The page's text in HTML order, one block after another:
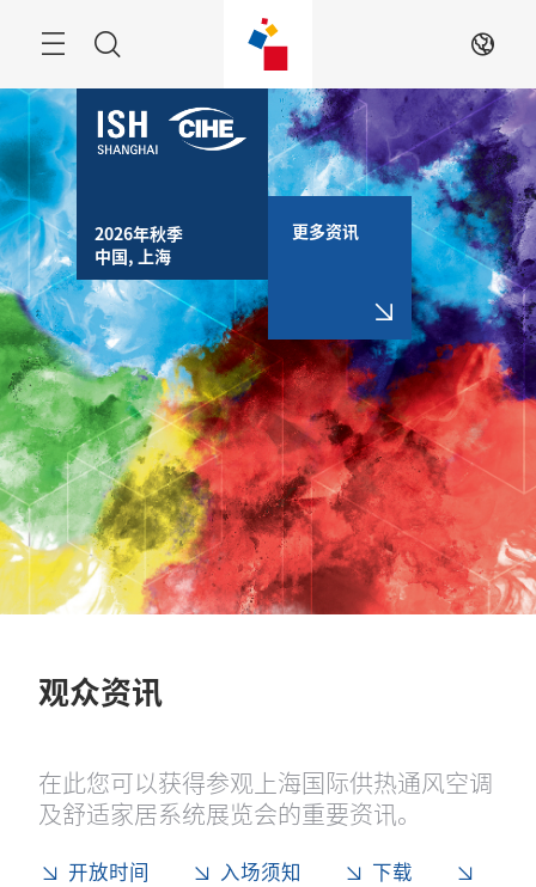
索
ZH
2026年秋季
中国, 上海
更多资讯
观众资讯
在此您可以获得参观上海国际供热通风空调
及舒适家居系统展览会的重要资讯。
开放时间 入场须知
下载